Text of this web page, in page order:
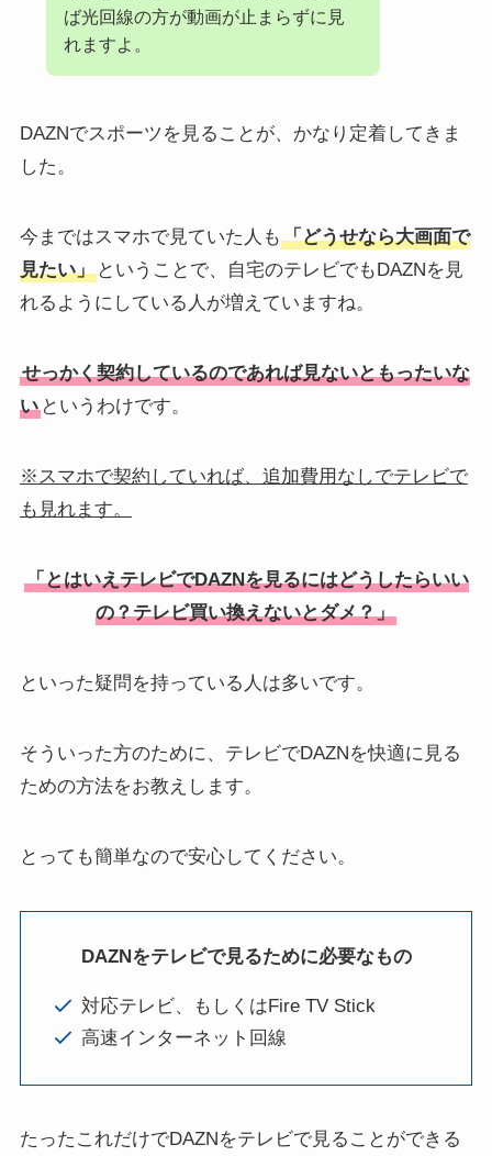
ば光回線の方が動画が止まらずに見
れますよ。
DAZNでスポーツを見ることが、かなり定着してきま
した。
今まではスマホで見ていた人も 「どうせなら大画面で
見たい」ということで、自宅のテレビでもDAZNを見
れるようにしている人が増えていますね。
せっかく契約しているのであれば見ないともったいな
いというわけです。
※スマホで契約していれば、追加費用なしでテレビで
も見れます。
「とはいえテレビでDAZNを見るにはどうしたらいい
の？テレビ買い換えないとダメ？」
といった疑問を持っている人は多いです。
そういった方のために、テレビでDAZNを快適に見る
ための方法をお教えします。
とっても簡単なので安心してください。
DAZNをテレビで見るために必要なもの
対応テレビ、もしくはFire TV Stick
高速インターネット回線
たったこれだけでDAZNをテレビで見ることができる